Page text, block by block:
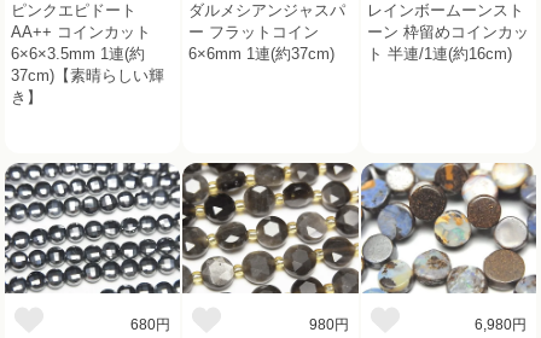
ピンクエピドート
AA++ コインカット
6×6×3.5mm 1連(約
37cm)【素晴らしい輝
き】
ダルメシアンジャスパ
ー フラットコイン
6×6mm 1連(約37cm)
レインボームーンスト
ーン 枠留めコインカッ
ト 半連/1連(約16cm)
680円 980円 6,980円